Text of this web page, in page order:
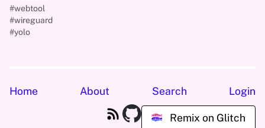
#webtool
#wireguard
#yolo
Home About Search Login
Remix on Glitch